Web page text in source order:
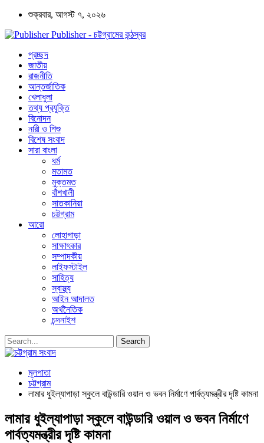
শুক্রবার, আগস্ট ৭, ২০২৬
Publisher - চট্টগ্রামের কন্ঠস্বর
প্রচ্ছদ
জাতীয়
রাজনীতি
আন্তর্জাতিক
খেলাধুলা
তথ্য প্রযুক্তি
বিনোদন
নারী ও শিশু
বিশেষ সংবাদ
সারা বাংলা
ধর্ম
মতামত
মুক্তমত
বাঁশখালী
সাতকানিয়া
চট্টগ্রাম
আরো
লোহাগাড়া
সাক্ষাৎকার
সম্পাদকীয়
লাইফস্টাইল
সাহিত্য
স্বাস্থ্য
আইন আদালত
অর্থনৈতিক
চন্দনাইশ
মূলপাতা
চট্টগ্রাম
লামার ধুইল্যাপাড়া স্কুলে বাউন্ডারি ওয়াল ও ভবন নির্মাণে পার্বত্যমন্ত্রীর দৃষ্টি কামনা
লামার ধুইল্যাপাড়া স্কুলে বাউন্ডারি ওয়াল ও ভবন নির্মাণে
পার্বত্যমন্ত্রীর দৃষ্টি কামনা